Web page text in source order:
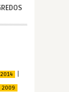
2014 |
2009